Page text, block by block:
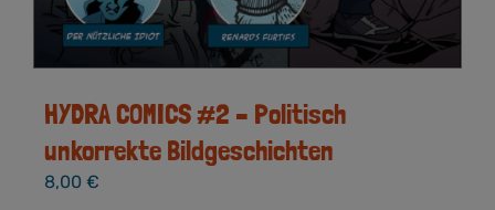
HYDRA COMICS #2 – Politisch
unkorrekte Bildgeschichten
8,00 €